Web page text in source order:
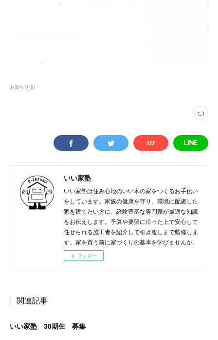
お知らせ(9)
いい家塾
いい家塾は住み心地のいい木の家をつくるお手伝い
をしています。家族の健康を守り、環境に配慮した
家を建てたい方に、経験豊富な専門家が最適な知識
をお伝えします。予算や要望に沿った上で安心して
任せられる施工者を紹介して引き渡しまで監修しま
す。家を買う前に家づくりの基本を学びませんか。
フォロー
関連記事
いい家塾 30期生 募集